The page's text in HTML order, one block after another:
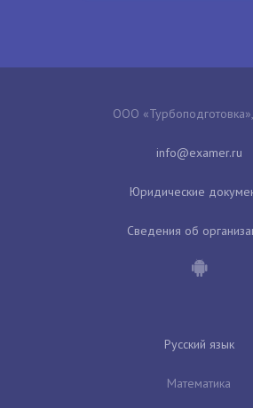
ООО
Юридические
Сведения об
Русский язык
Математика